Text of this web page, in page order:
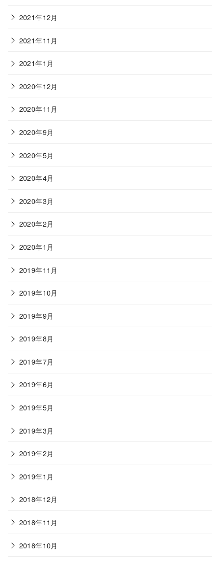
2021年12月
2021年11月
2021年1月
2020年12月
2020年11月
2020年9月
2020年5月
2020年4月
2020年3月
2020年2月
2020年1月
2019年11月
2019年10月
2019年9月
2019年8月
2019年7月
2019年6月
2019年5月
2019年3月
2019年2月
2019年1月
2018年12月
2018年11月
2018年10月